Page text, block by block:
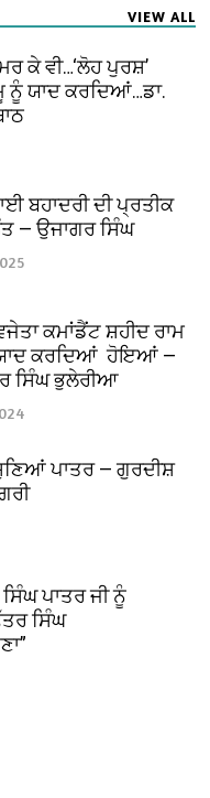
VIEW ALL
ਕੇ ਵੀ…‘ਲੋਹ ਪੁਰਸ਼’
ਯਾਦ ਕਰਦਿਆਂ…ਡਾ.
ਬਹਾਦਰੀ ਦੀ ਪ੍ਰਤੀਕ
— ਉਜਾਗਰ ਸਿੰਘ
ਕਮਾਂਡੈਂਟ ਸ਼ਹੀਦ ਰਾਮ
ਯਾਦ ਕਰਦਿਆਂ ਹੋਇਆਂ —
ਸਿੰਘ ਭੁਲੇਰੀਆ
ਪਾਤਰ — ਗੁਰਦੀਸ਼
ਪਾਤਰ ਜੀ ਨੂੰ
ਸਿੰਘ